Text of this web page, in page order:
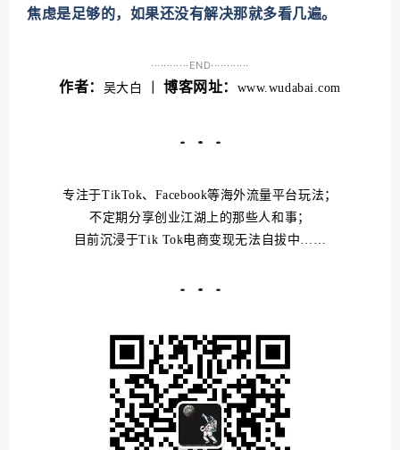
焦虑是足够的，如果还没有解决那就多看几遍。
············END············
作者： 吴大白 博客网址： www.wudabai.com
专注于TikTok、Facebook等海外流量平台玩法；
不定期分享创业江湖上的那些人和事；
目前沉浸于Tik Tok电商变现无法自拔中……